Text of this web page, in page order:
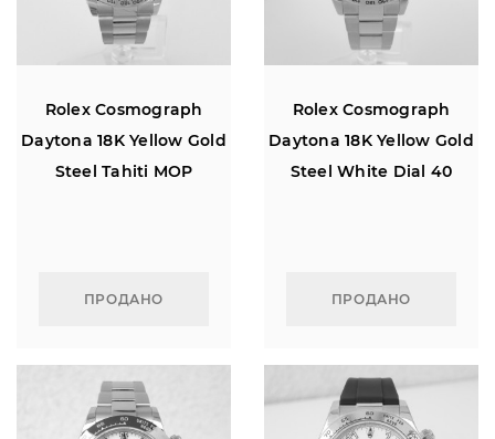
Rolex Cosmograph
Daytona 18K Yellow Gold
Steel Tahiti MOP
ПРОДАНО
Rolex Cosmograph
Daytona 18K Yellow Gold
Steel White Dial 40
ПРОДАНО